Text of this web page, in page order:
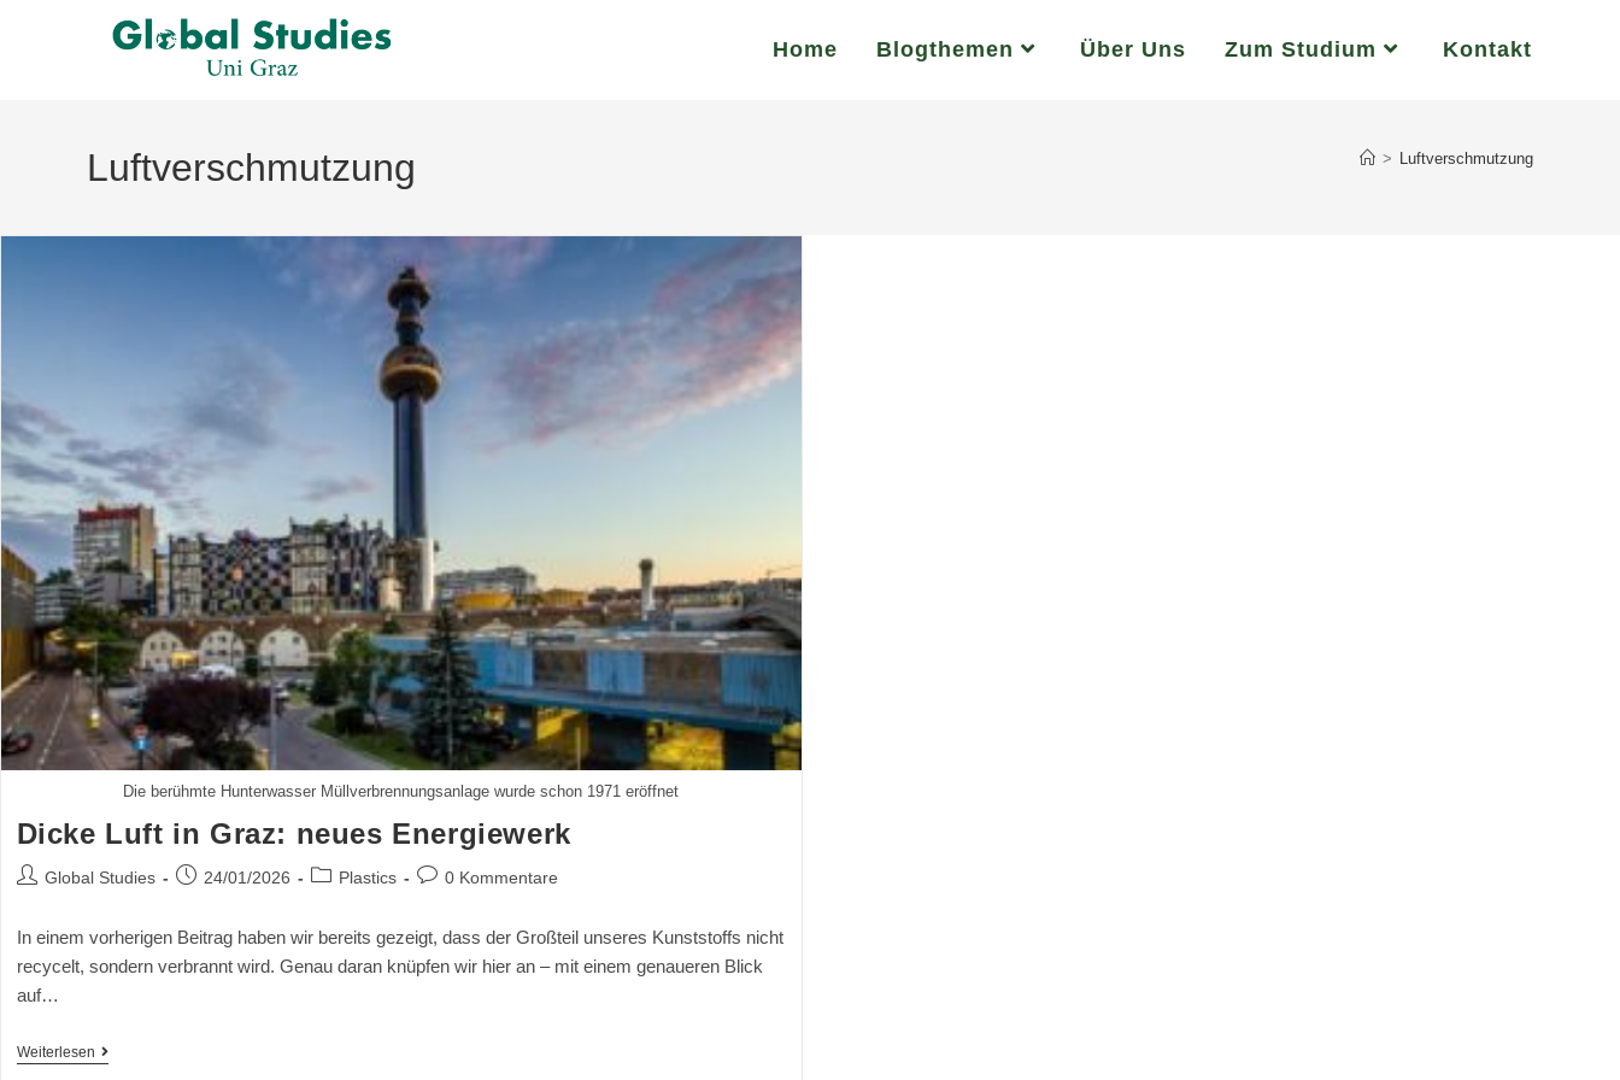
Home Blogthemen Über Uns Zum Studium Kontakt
Luftverschmutzung > Luftverschmutzung
Die berühmte Hunterwasser Müllverbrennungsanlage wurde schon 1971 eröffnet
Dicke Luft in Graz: neues Energiewerk
Global Studies 24/01/2026 Plastics 0 Kommentare
In einem vorherigen Beitrag haben wir bereits gezeigt, dass der Großteil unseres Kunststoffs nicht
recycelt, sondern verbrannt wird. Genau daran knüpfen wir hier an – mit einem genaueren Blick
auf…
Weiterlesen